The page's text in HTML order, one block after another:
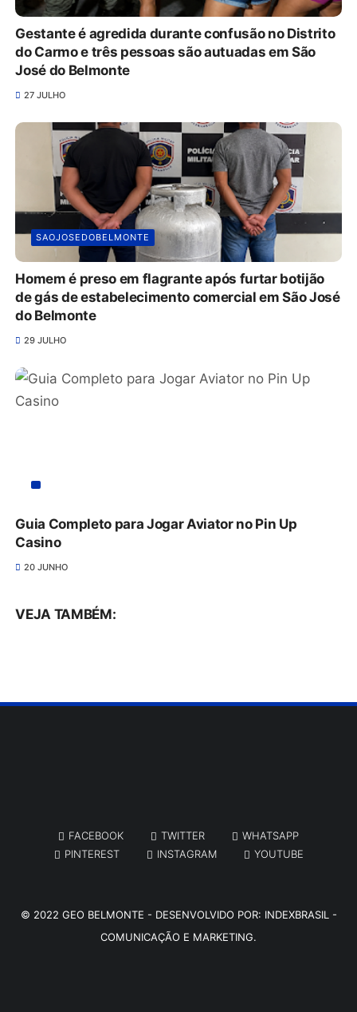
Gestante é agredida durante confusão no Distrito
do Carmo e três pessoas são autuadas em São
José do Belmonte
27 JULHO
SAOJOSEDOBELMONTE
Homem é preso em flagrante após furtar botijão
de gás de estabelecimento comercial em São José
do Belmonte
29 JULHO
Guia Completo para Jogar Aviator no Pin Up
Casino
20 JUNHO
VEJA TAMBÉM:
FACEBOOK TWITTER
WHATSAPP
PINTEREST
INSTAGRAM YOUTUBE
© 2022 GEO BELMONTE - DESENVOLVIDO POR: INDEXBRASIL -
COMUNICAÇÃO E MARKETING.